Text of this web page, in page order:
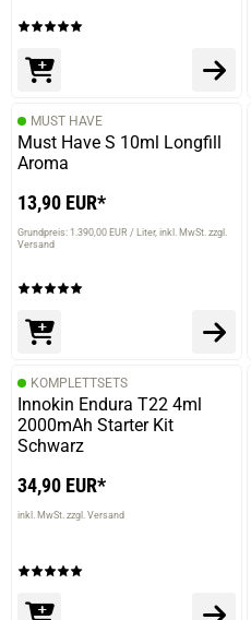
MUST HAVE
Must Have S 10ml Longfill
Aroma
13,90 EUR*
Grundpreis: 1.390,00 EUR / Liter inkl. MwSt. zzgl.
Versand
KOMPLETTSETS
Innokin Endura T22 4ml
2000mAh Starter Kit
Schwarz
34,90 EUR*
inkl. MwSt. zzgl. Versand